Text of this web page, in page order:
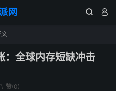
网  
文
全球内存短缺冲击
赞(0)